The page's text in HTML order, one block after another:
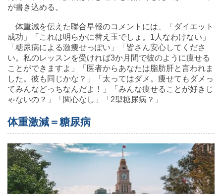
が書き込める。
体重減を伝えた聯合早報のコメントには、「ダイエット
成功」「これは明らかに替え玉でしょ。1人なわけない」
「糖尿病による激痩せっぽい」「皆さん安心してくださ
い。私のレッスンを受ければ3か月間で彼のように痩せる
ことができますよ」「医者からあなたは脂肪肝と言われま
した。彼も同じかな？」「太ってはダメ。痩せてもダメっ
てみんなどっちなんだよ！」「みんな痩せることが好きじ
ゃないの？」「関心なし」「2型糖尿病？」
体重激減＝糖尿病